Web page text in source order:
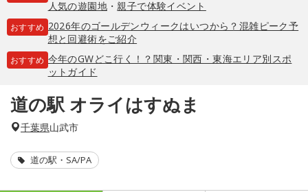
人気の遊園地・親子で体験イベント
おすすめ 2026年のゴールデンウィークはいつから？混雑ピーク予
想と回避術をご紹介
おすすめ 今年のGWどこ行く！？関東・関西・東海エリア別スポ
ットガイド
道の駅 オライはすぬま
千葉県山武市
道の駅・SA/PA